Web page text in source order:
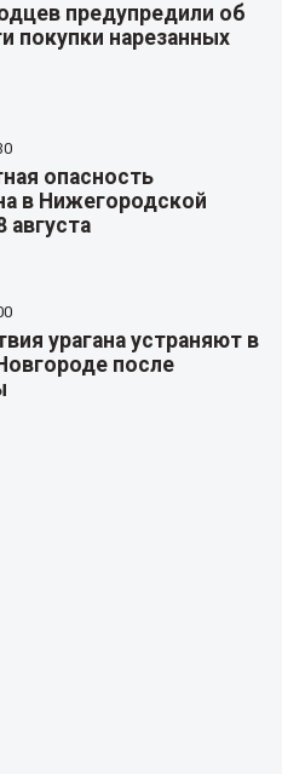
предупредили об
покупки нарезанных
опасность
в Нижегородской
августа
урагана устраняют в
после